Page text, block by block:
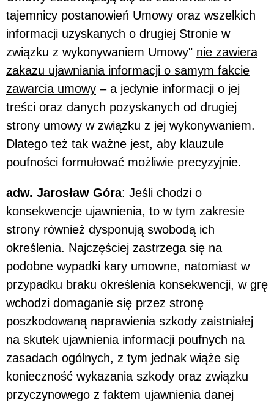
tajemnicy postanowień Umowy oraz wszelkich
informacji uzyskanych o drugiej Stronie w
związku z wykonywaniem Umowy" nie zawiera
zakazu ujawniania informacji o samym fakcie
zawarcia umowy – a jedynie informacji o jej
treści oraz danych pozyskanych od drugiej
strony umowy w związku z jej wykonywaniem.
Dlatego też tak ważne jest, aby klauzule
poufności formułować możliwie precyzyjnie.
adw. Jarosław Góra: Jeśli chodzi o
konsekwencje ujawnienia, to w tym zakresie
strony również dysponują swobodą ich
określenia. Najczęściej zastrzega się na
podobne wypadki kary umowne, natomiast w
przypadku braku określenia konsekwencji, w grę
wchodzi domaganie się przez stronę
poszkodowaną naprawienia szkody zaistniałej
na skutek ujawnienia informacji poufnych na
zasadach ogólnych, z tym jednak wiąże się
konieczność wykazania szkody oraz związku
przyczynowego z faktem ujawnienia danej